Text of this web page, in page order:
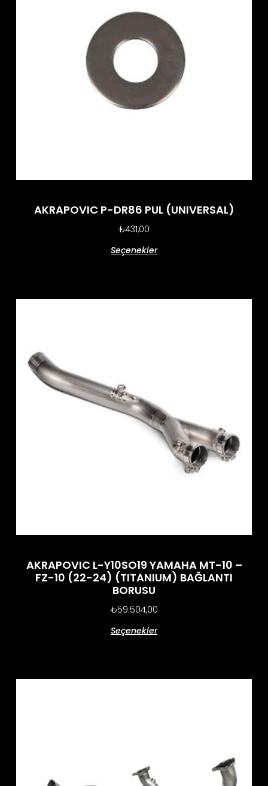
AKRAPOVIC P-DR86 PUL (UNIVERSAL)
₺431,00
Seçenekler
AKRAPOVIC L-Y10SO19 YAMAHA MT-10 –
FZ-10 (22-24) (TITANIUM) BAĞLANTI
BORUSU
₺59.504,00
Seçenekler